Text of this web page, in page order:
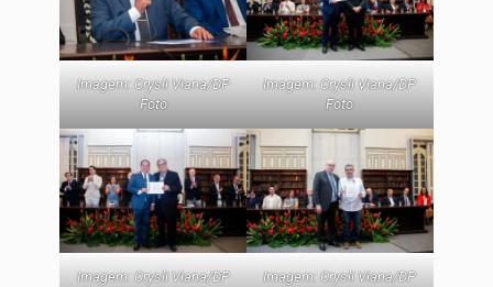
Imagem: Crysli Viana/DP
Foto
Imagem: Crysli Viana/DP
Foto
Imagem: Crysli Viana/DP Imagem: Crysli Viana/DP